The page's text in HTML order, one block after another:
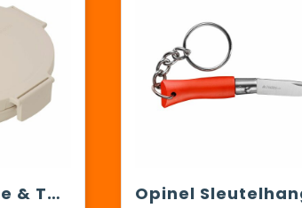
Brabantia Make & Take Lunchbowl 1L